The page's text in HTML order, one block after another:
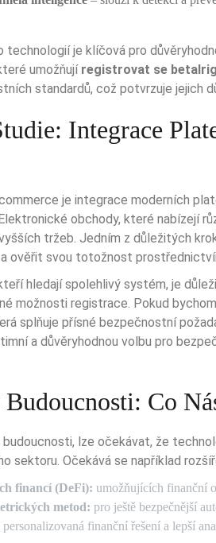
umožňují registrovat se
standardů, což potvrzuje jejich
Integrace
je integrace moderních
obchody, které nabízejí
tržeb. Jedním z důležitých
ověřit svou totožnost
možnosti registrace. Pokud
splňuje přísné bezpečnostní
a důvěryhodnou volbu pro
Co
lze očekávat, že
sektoru. Očekává se například
financí (DeFi): umožňujících finanční
metod: pro ještě bezpečnější
personalizovaná finanční řešení a lepší